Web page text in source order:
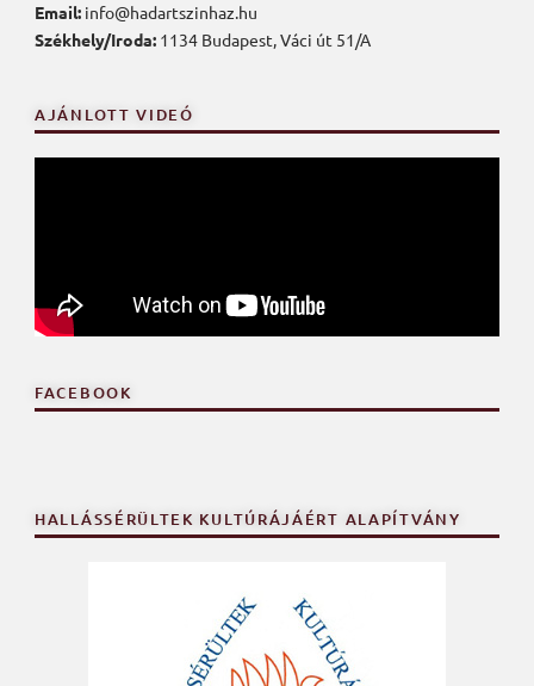
Email: info@hadartszinhaz.hu
Székhely/Iroda: 1134 Budapest, Váci út 51/A
AJÁNLOTT VIDEÓ
FACEBOOK
HALLÁSSÉRÜLTEK KULTÚRÁJÁÉRT ALAPÍTVÁNY